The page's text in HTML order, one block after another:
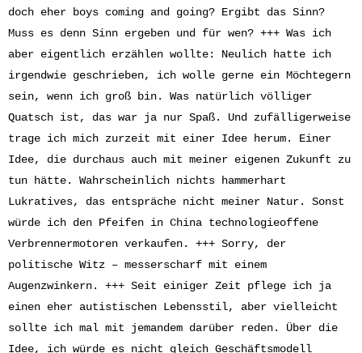
doch eher boys coming and going? Ergibt das Sinn?
Muss es denn Sinn ergeben und für wen? +++ Was ich
aber eigentlich erzählen wollte: Neulich hatte ich
irgendwie geschrieben, ich wolle gerne ein Möchtegern
sein, wenn ich groß bin. Was natürlich völliger
Quatsch ist, das war ja nur Spaß. Und zufälligerweise
trage ich mich zurzeit mit einer Idee herum. Einer
Idee, die durchaus auch mit meiner eigenen Zukunft zu
tun hätte. Wahrscheinlich nichts hammerhart
Lukratives, das entspräche nicht meiner Natur. Sonst
würde ich den Pfeifen in China technologieoffene
Verbrennermotoren verkaufen. +++ Sorry, der
politische Witz – messerscharf mit einem
Augenzwinkern. +++ Seit einiger Zeit pflege ich ja
einen eher autistischen Lebensstil, aber vielleicht
sollte ich mal mit jemandem darüber reden. Über die
Idee, ich würde es nicht gleich Geschäftsmodell